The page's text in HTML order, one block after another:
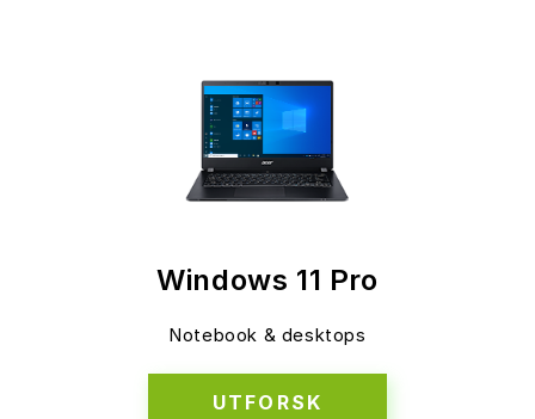
Windows 11 Pro
Notebook & desktops
UTFORSK